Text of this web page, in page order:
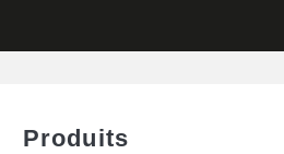
Produits